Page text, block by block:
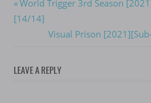
Navegación
de
Previous
Post:
World Trigger 3rd Season
[14/14]
Next
Visual Prison
LEAVE A REPLY